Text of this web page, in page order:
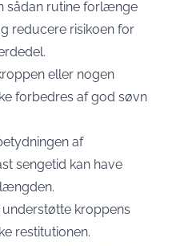
sådan rutine forlænge
reducere risikoen for
eller nogen
forbedres af god søvn
af
sengetid kan have
kroppens
restitutionen.